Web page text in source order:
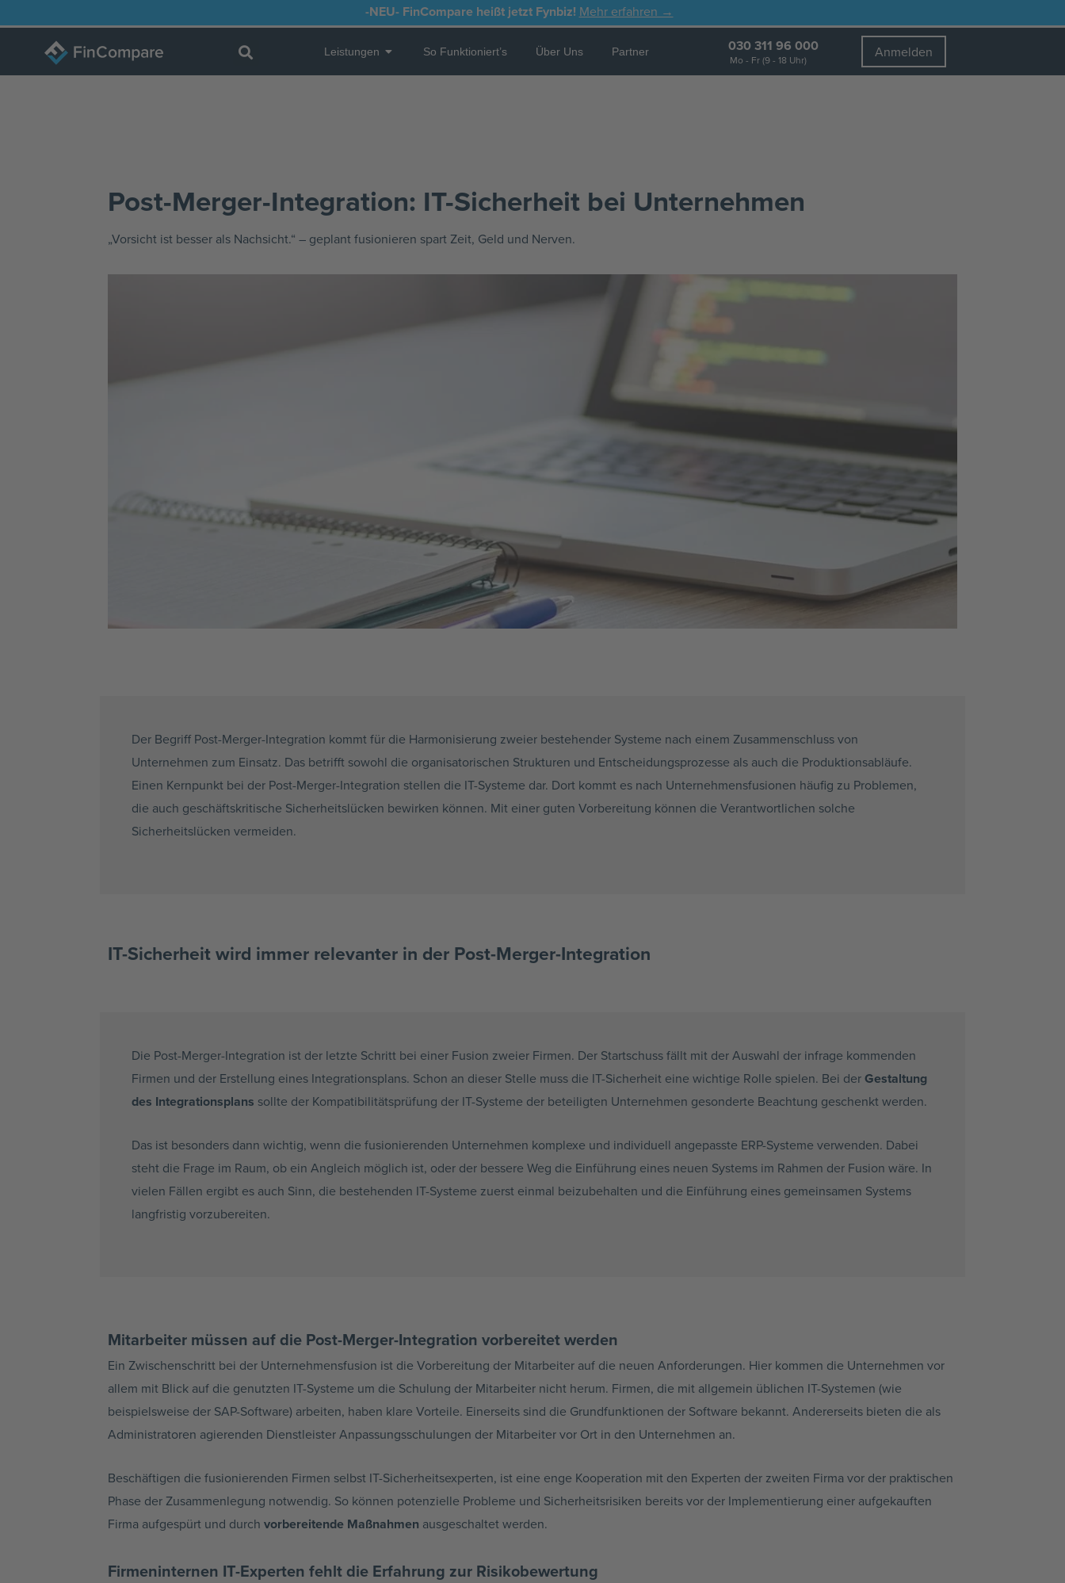
springen
-NEU-FinCompare heißt jetzt Fynbiz! Mehr erfahren →
Leistungen Open Leistungen
So Funktioniert’s Über Uns Partner 030 311 96 000
Mo - Fr (9 - 18 Uhr) Anmelden
Post-Merger-Integration: IT-Sicherheit bei Unternehmen
„Vorsicht ist besser als Nachsicht.“ – geplant fusionieren spart Zeit, Geld und Nerven.
Der Begriff Post-Merger-Integration kommt für die Harmonisierung zweier bestehender Systeme nach einem Zusammenschluss von
Unternehmen zum Einsatz. Das betrifft sowohl die organisatorischen Strukturen und Entscheidungsprozesse als auch die Produktionsabläufe.
Einen Kernpunkt bei der Post-Merger-Integration stellen die IT-Systeme dar. Dort kommt es nach Unternehmensfusionen häufig zu Problemen,
die auch geschäftskritische Sicherheitslücken bewirken können. Mit einer guten Vorbereitung können die Verantwortlichen solche
Sicherheitslücken vermeiden.
IT-Sicherheit wird immer relevanter in der Post-Merger-Integration
Die Post-Merger-Integration ist der letzte Schritt bei einer Fusion zweier Firmen. Der Startschuss fällt mit der Auswahl der infrage kommenden
Firmen und der Erstellung eines Integrationsplans. Schon an dieser Stelle muss die IT-Sicherheit eine wichtige Rolle spielen. Bei derGestaltung
des Integrationsplans sollte der Kompatibilitätsprüfung der IT-Systeme der beteiligten Unternehmen gesonderte Beachtung geschenkt werden.
Das ist besonders dann wichtig, wenn die fusionierenden Unternehmen komplexe und individuell angepasste ERP-Systeme verwenden. Dabei
steht die Frage im Raum, ob ein Angleich möglich ist, oder der bessere Weg die Einführung eines neuen Systems im Rahmen der Fusion wäre. In
vielen Fällen ergibt es auch Sinn, die bestehenden IT-Systeme zuerst einmal beizubehalten und die Einführung eines gemeinsamen Systems
langfristig vorzubereiten.
Mitarbeiter müssen auf die Post-Merger-Integration vorbereitet werden
Ein Zwischenschritt bei der Unternehmensfusion ist die Vorbereitung der Mitarbeiter auf die neuen Anforderungen. Hier kommen die Unternehmen vor
allem mit Blick auf die genutzten IT-Systeme um die Schulung der Mitarbeiter nicht herum. Firmen, die mit allgemein üblichen IT-Systemen (wie
beispielsweise der SAP-Software) arbeiten, haben klare Vorteile. Einerseits sind die Grundfunktionen der Software bekannt. Andererseits bieten die als
Administratoren agierenden Dienstleister Anpassungsschulungen der Mitarbeiter vor Ort in den Unternehmen an.
Beschäftigen die fusionierenden Firmen selbst IT-Sicherheitsexperten, ist eine enge Kooperation mit den Experten der zweiten Firma vor der praktischen
Phase der Zusammenlegung notwendig. So können potenzielle Probleme und Sicherheitsrisiken bereits vor der Implementierung einer aufgekauften
Firma aufgespürt und durch vorbereitende Maßnahmen ausgeschaltet werden.
Firmeninternen IT-Experten fehlt die Erfahrung zur Risikobewertung